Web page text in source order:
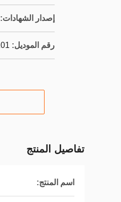
إصدار الشهادات:
رقم الموديل:
تفاصيل المنتج
اسم المنتج: